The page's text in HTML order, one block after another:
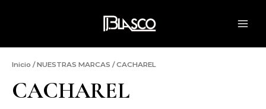
Inicio /NUESTRAS MARCAS / CACHAREL
CACHAREL